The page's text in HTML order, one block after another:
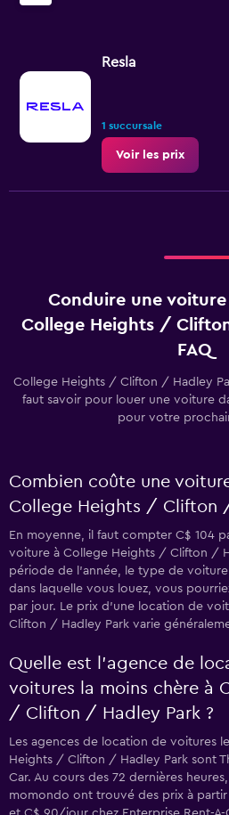
Resla
1 succursale
Voir les prix
Conduire une
College Heights /
FAQ
College Heights / Clifton / Hadley
faut savoir pour louer une voiture
pour votre
Combien coûte une
College Heights / Clifton
En moyenne, il faut compter C$ 104
voiture à College Heights / Clifton /
période de l'année, le type de
dans laquelle vous louez, vous
par jour. Le prix d'une location de
Clifton / Hadley Park varie
Quelle est l’agence de
voitures la moins chère à
/ Clifton / Hadley Park ?
Les agences de location de voitures
Heights / Clifton / Hadley Park sont
Car. Au cours des 72 dernières
momondo ont trouvé des prix à